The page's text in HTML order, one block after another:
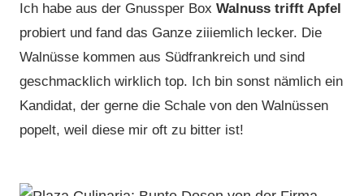
Ich habe aus der Gnussper Box Walnuss trifft Apfel
probiert und fand das Ganze ziiiemlich lecker. Die
Walnüsse kommen aus Südfrankreich und sind
geschmacklich wirklich top. Ich bin sonst nämlich ein
Kandidat, der gerne die Schale von den Walnüssen
popelt, weil diese mir oft zu bitter ist!